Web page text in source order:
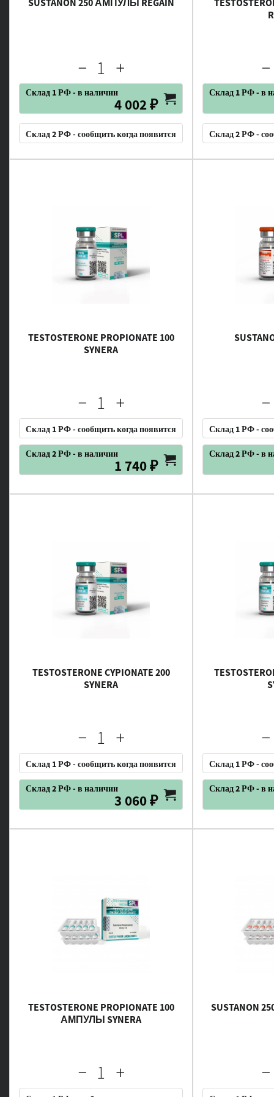
SUSTANON 250 АМПУЛЫ REGAIN
Склад 1 РФ - в наличии
4 002 ₽
Склад 2 РФ - сообщить когда появится
Склад 1 РФ - в
Склад 2 РФ -
TESTOSTERONE PROPIONATE 100
SYNERA
Склад 1 РФ - сообщить когда появится
Склад 2 РФ - в наличии
1 740 ₽
Склад 1 РФ -
Склад 2 РФ - в
TESTOSTERONE CYPIONATE 200
SYNERA
Склад 1 РФ - сообщить когда появится
Склад 2 РФ - в наличии
3 060 ₽
Склад 1 РФ -
Склад 2 РФ - в
TESTOSTERONE PROPIONATE 100
АМПУЛЫ SYNERA
SUSTANON